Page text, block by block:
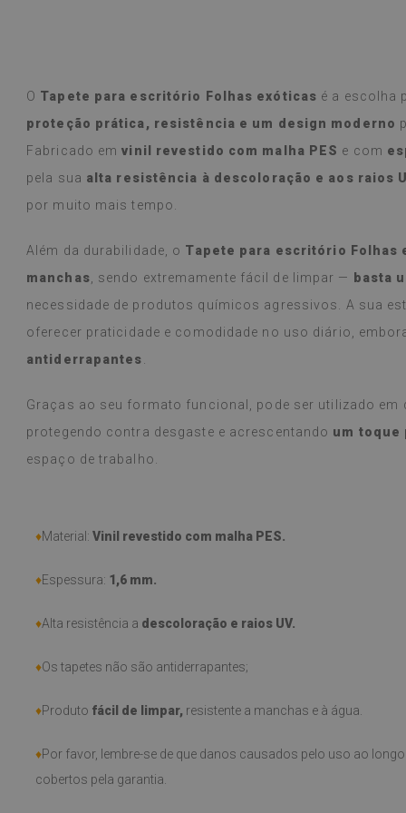
O Tapete para escritório Folhas exóticas é a escolha
proteção prática, resistência e um design moderno
Fabricado emvinil revestido com malha PES e com
pela sua alta resistência à descoloração e aos raios
por muito mais tempo.
Além da durabilidade, o Tapete para escritório Folhas
manchas , sendo extremamente fácil de limpar — basta
necessidade de produtos químicos agressivos. A sua
oferecer praticidade e comodidade no uso diário,
antiderrapantes
Graças ao seu formato funcional, pode ser utilizado em
protegendo contra desgaste e acrescentando um toque
espaço de trabalho.
♦Material: Vinil revestido com malha PES.
♦Espessura: 1,6 mm.
♦Alta resistência a descoloração e raios UV.
♦Os tapetes não são antiderrapantes;
♦Produto fácil de limpar, resistente a manchas e à água.
♦Por favor, lembre-se de que danos causados pelo uso ao
cobertos pela garantia.
Google,ver original)
Azulejos de
produto
anunciado,
proporcionar.
mesmo
nenhum
pano úmido
Leia mais
1 ano